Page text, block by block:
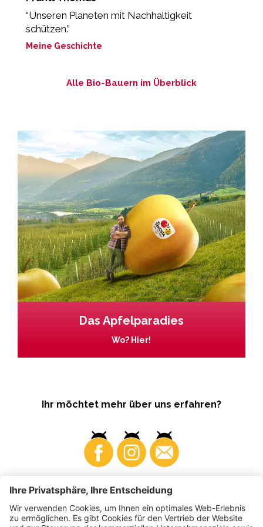
“Unseren Planeten mit Nachhaltigkeit
schützen.”
Meine Geschichte
Alle Bio-Bauern im Überblick
Das Apfelparadies
Wo? Hier!
Ihr möchtet mehr über uns erfahren?
Business Produzenten